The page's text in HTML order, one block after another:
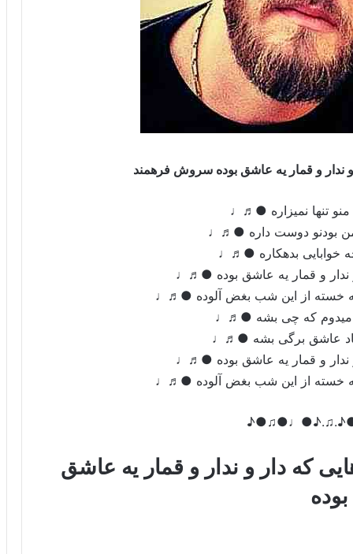
ندار و قمار یه عاشق بوده سروش فرهمند
تنها نمیزاره ●♬♩
من بودنو دوست داره ●♬♩
خوابایی بدهکاره ●♬♩
ندار و قمار یه عاشق بوده ●♬♩
خسته از این شب بغض آلوده ●♬♩
میدوم که چی بشه ●♬♩
باد عاشق برگی بشه ●♬♩
ندار و قمار یه عاشق بوده ●♬♩
خسته از این شب بغض آلوده ●♬♩
که دار و ندار و قمار یه عاشق
بوده